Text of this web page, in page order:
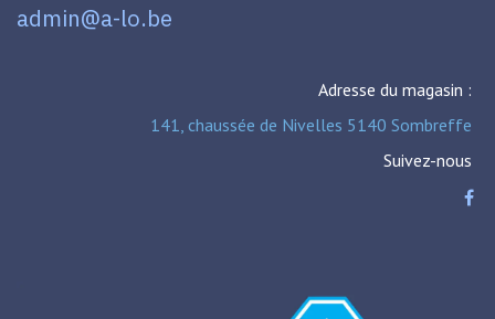
admin@a-lo.be
Adresse du magasin :
141, chaussée de Nivelles 5140 Sombreffe
Suivez-nous